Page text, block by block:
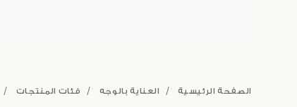
الصفحة الرئيسية العناية بالوجه فئات المنتجات